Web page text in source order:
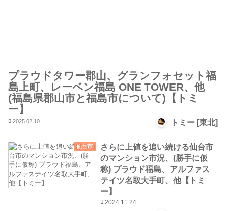
プラウドタワー郡山、グランフォセット福
島上町、レーベン福島 ONE TOWER、他
(福島県郡山市と福島市について)【トミ
ー】
2025.02.10 トミー [東北]
仙台市
さらに上値を追い続ける仙台市
のマンション市況、(勝手に仮
称) プラウド福島、アルファス
テイツ名取大手町、他【トミ
ー】
2024.11.24